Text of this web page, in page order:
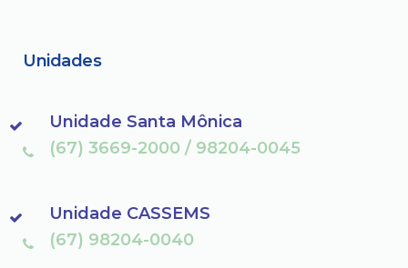
Unidades
Unidade Santa Mônica
(67) 3669-2000 / 98204-0045
Unidade CASSEMS
(67) 98204-0040